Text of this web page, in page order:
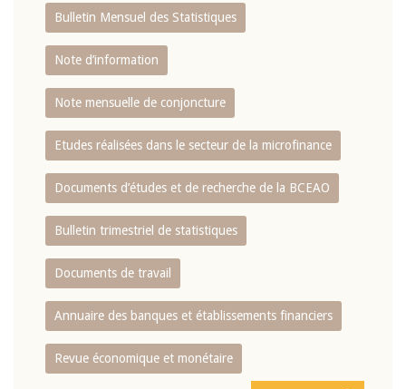
Bulletin Mensuel des Statistiques
Note d’information
Note mensuelle de conjoncture
Etudes réalisées dans le secteur de la microfinance
Documents d’études et de recherche de la BCEAO
Bulletin trimestriel de statistiques
Documents de travail
Annuaire des banques et établissements financiers
Revue économique et monétaire